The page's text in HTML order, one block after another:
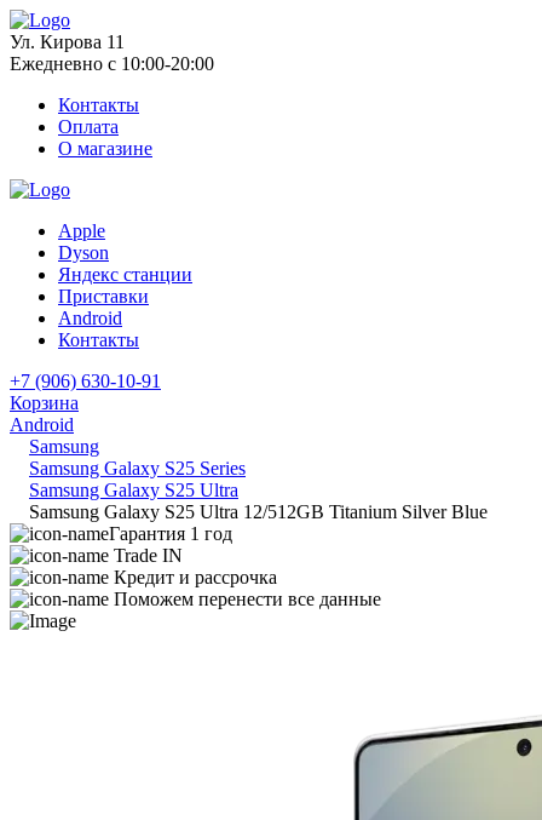
Ул. Кирова 11
Ежедневно с 10:00-20:00
Контакты
Оплата
О магазине
Apple
Dyson
Яндекс станции
Приставки
Android
Контакты
+7 (906) 630-10-91
Корзина
Android
Samsung
Samsung Galaxy S25 Series
Samsung Galaxy S25 Ultra
Samsung Galaxy S25 Ultra 12/512GB Titanium Silver Blue
Гарантия 1 год
Trade IN
Кредит и рассрочка
Поможем перенести все данные